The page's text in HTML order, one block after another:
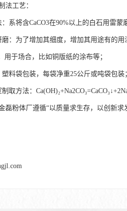
法工艺：
：系将含CaCO3在90%以上的白石用雷
磨：为了增加其细度，增加其用途有的
用于场合，比如铜版纸的涂布等；
料袋包装，每袋净重25公斤或吨袋包装
取方法：
磊粉体厂遵循“以质量求生存，以创新